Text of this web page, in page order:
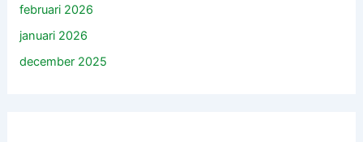
februari 2026
januari 2026
december 2025